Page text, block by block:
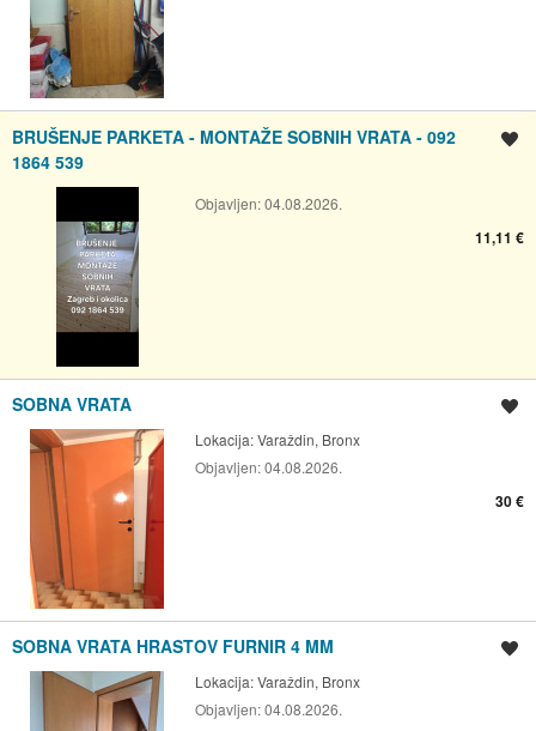
BRUŠENJE PARKETA - MONTAŽE SOBNIH VRATA - 092
1864 539
Objavljen:04.08.2026.
11,11 €
SOBNA VRATA
Lokacija:Varaždin, Bronx
Objavljen:04.08.2026.
30 €
SOBNA VRATA HRASTOV FURNIR 4 MM
Lokacija:Varaždin, Bronx
Objavljen:04.08.2026.